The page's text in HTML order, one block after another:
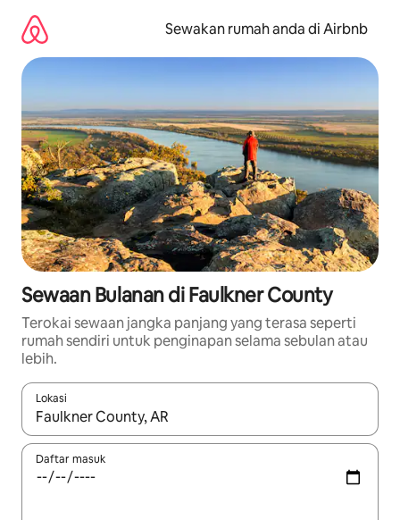
kandungan
Sewakan rumah anda di Airbnb
Sewaan Bulanan di Faulkner County
Terokai sewaan jangka panjang yang terasa seperti
rumah sendiri untuk penginapan selama sebulan atau
lebih.
Lokasi
Apabila hasil tersedia, navigasi dengan kekunci anak panah
Daftar masuk